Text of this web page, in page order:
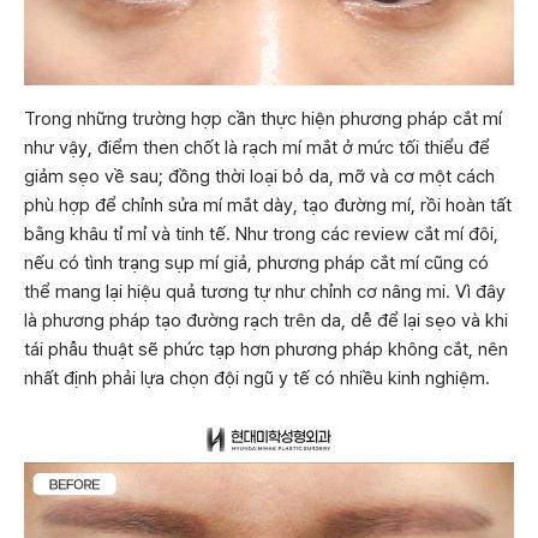
Trong những trường hợp cần thực hiện phương pháp cắt mí
như vậy, điểm then chốt là rạch mí mắt ở mức tối thiểu để
giảm sẹo về sau; đồng thời loại bỏ da, mỡ và cơ một cách
phù hợp để chỉnh sửa mí mắt dày, tạo đường mí, rồi hoàn tất
bằng khâu tỉ mỉ và tinh tế. Như trong các review cắt mí đôi,
nếu có tình trạng sụp mí giả, phương pháp cắt mí cũng có
thể mang lại hiệu quả tương tự như chỉnh cơ nâng mi. Vì đây
là phương pháp tạo đường rạch trên da, dễ để lại sẹo và khi
tái phẫu thuật sẽ phức tạp hơn phương pháp không cắt, nên
nhất định phải lựa chọn đội ngũ y tế có nhiều kinh nghiệm.